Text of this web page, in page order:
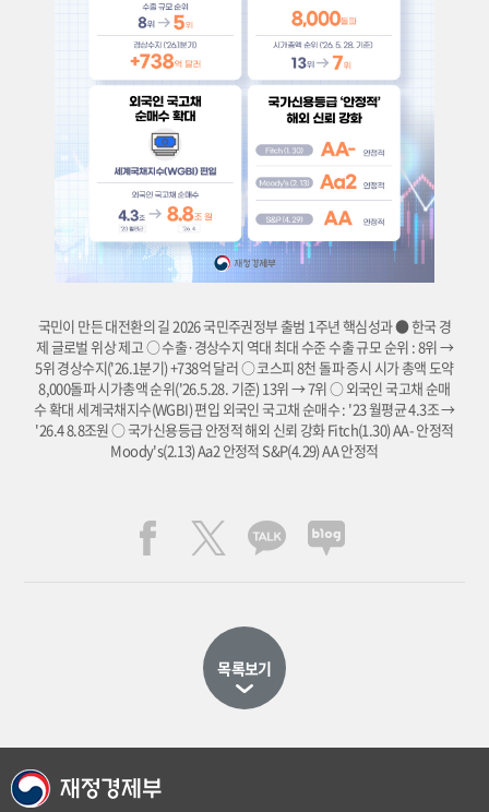
국민이 만든 대전환의 길 2026 국민주권정부 출범 1주년 핵심성과 ● 한국 경
제 글로벌 위상 제고 ○ 수출·경상수지 역대 최대 수준 수출 규모 순위 : 8위 →
5위 경상수지('26.1분기) +738억 달러 ○ 코스피 8천 돌파 증시 시가 총액 도약
8,000돌파 시가총액 순위('26.5.28. 기준) 13위 → 7위 ○ 외국인 국고채 순매
수 확대 세계국채지수(WGBI) 편입 외국인 국고채 순매수 : '23 월평균 4.3조 →
'26.4 8.8조원 ○ 국가신용등급 안정적 해외 신뢰 강화 Fitch(1.30) AA- 안정적
Moody's(2.13) Aa2 안정적 S&P(4.29) AA 안정적
목록보기